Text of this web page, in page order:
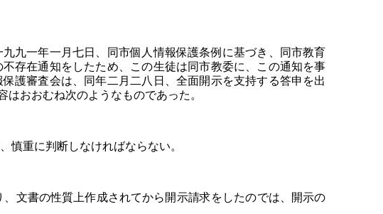
九一年一月七日、同市個人情報保護条例に基づき、同市教育
存在通知をしたため、この生徒は同市教委に、この通知を事
護審査会は、同年二月二八日、全面開示を支持する答申を出
おおむね次のようなものであった。
重に判断しなければならない。
文書の性質上作成されてから開示請求をしたのでは、開示の